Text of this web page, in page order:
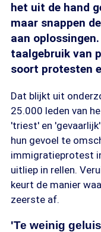
het uit de hand
maar snappen
aan
taalgebruik van
soort protesten
Dat blijkt uit
25.000 leden van
'triest' en
hun gevoel te
immigratieprotest
uitliep in rellen.
keurt de manier
zeerste af.
'Te weinig